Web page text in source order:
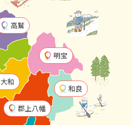
郡上八幡
大和
高鷲
明宝
和良